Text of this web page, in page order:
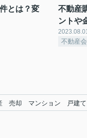
とは？変
不動産
ントや
不動産
売却 マンション 戸建